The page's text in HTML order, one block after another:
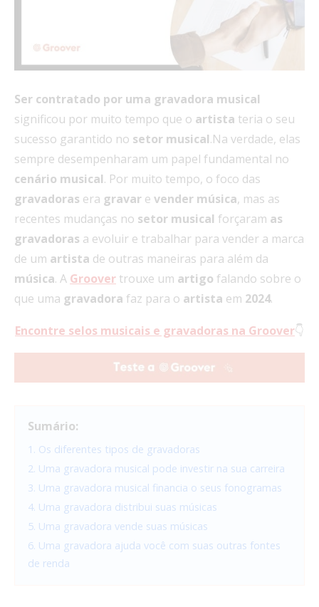
Ser contratado por uma gravadora musical
significou por muito tempo que o artista teria o seu
sucesso garantido no setor musical.Na verdade, elas
sempre desempenharam um papel fundamental no
cenário musical. Por muito tempo, o foco das
gravadoras era gravar e vender música, mas as
recentes mudanças no setor musical forçaram as
gravadoras a evoluir e trabalhar para vender a marca
de um artista de outras maneiras para além da
música. A Groover trouxe um artigo falando sobre o
que uma gravadora faz para o artista em 2024.
Encontre selos musicais e gravadoras na Groover👇
Sumário:
1. Os diferentes tipos de gravadoras
2. Uma gravadora musical pode investir na sua carreira
3. Uma gravadora musical financia o seus fonogramas
4. Uma gravadora distribui suas músicas
5. Uma gravadora vende suas músicas
6. Uma gravadora ajuda você com suas outras fontes
de renda